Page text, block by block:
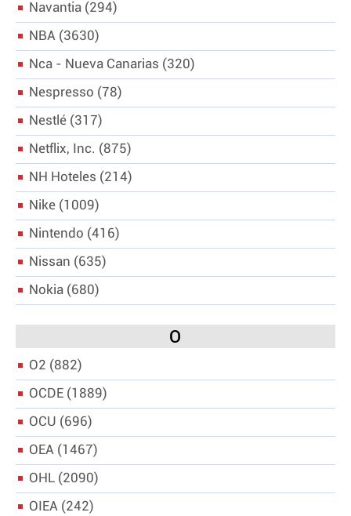
Navantia
294
NBA
3630
Nca - Nueva Canarias
320
Nespresso
78
Nestlé
317
Netflix, Inc.
875
NH Hoteles
214
Nike
1009
Nintendo
416
Nissan
635
Nokia
680
O
O2
882
OCDE
1889
OCU
696
OEA
1467
OHL
2090
OIEA
242